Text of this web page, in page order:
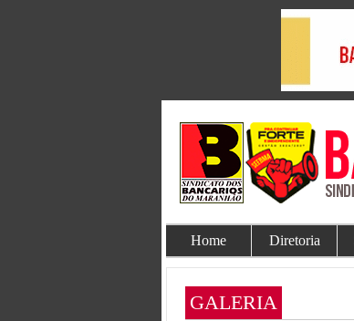
Home Diretoria
GALERIA